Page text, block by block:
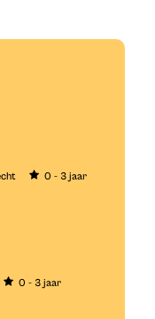
0 - 3 jaar
0 - 3 jaar